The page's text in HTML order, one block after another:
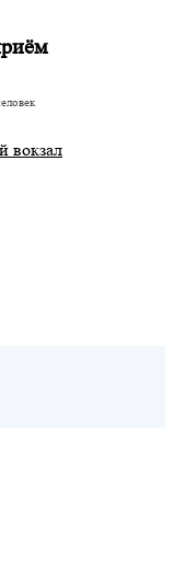
вокзал